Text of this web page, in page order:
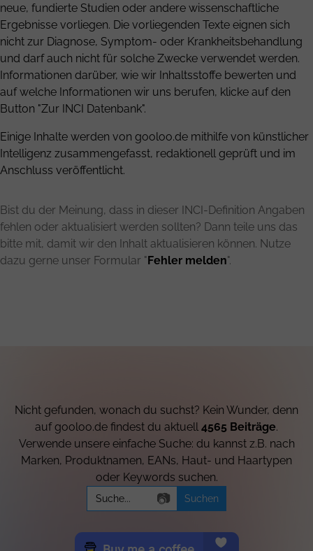
neue, fundierte Studien oder andere wissenschaftliche
Ergebnisse vorliegen. Die vorliegenden Texte eignen sich
nicht zur Diagnose, Symptom- oder Krankheitsbehandlung
und darf auch nicht für solche Zwecke verwendet werden.
Informationen darüber, wie wir Inhaltsstoffe bewerten und
auf welche Informationen wir uns berufen, klicke auf den
Button "Zur INCI Datenbank".
Einige Inhalte werden von gooloo.de mithilfe von künstlicher
Intelligenz zusammengefasst, redaktionell geprüft und im
Anschluss veröffentlicht.
Bist du der Meinung, dass in dieser INCI-Definition Angaben
fehlen oder aktualisiert werden sollten? Dann teile uns das
bitte mit, damit wir den Inhalt aktualisieren können. Nutze
dazu gerne unser Formular "Fehler melden".
Nicht gefunden, wonach du suchst? Kein Wunder, denn
auf gooloo.de findest du aktuell 4565 Beiträge.
Verwende unsere einfache Suche: du kannst z.B. nach
Marken, Produktnamen, EANs, Haut- und Haartypen
oder Keywords suchen.
Search
for:
📷